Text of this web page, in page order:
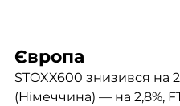
Європа
STOXX600 знизився на
(Німеччина) — на 2,8%,